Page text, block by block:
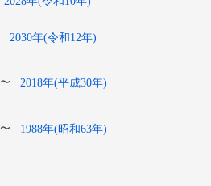
2030年(令和12年)
〜 2018年(平成30年)
〜 1988年(昭和63年)